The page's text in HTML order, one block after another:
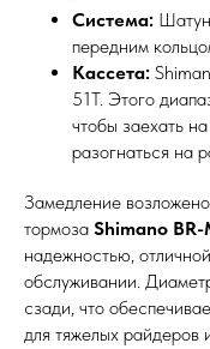
Система:
передним
Кассета:
51T. Этого
чтобы заехать
разогнаться на
Замедление
тормоза Shimano BR-
надежностью,
обслуживании.
сзади, что
для тяжелых райдеров